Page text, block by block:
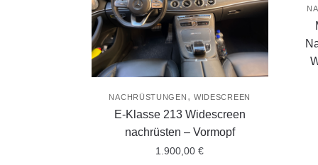
NACHRÜSTUNGEN , WIDESCREEN
E-Klasse 213 Widescreen
nachrüsten – Vormopf
1.900,00€